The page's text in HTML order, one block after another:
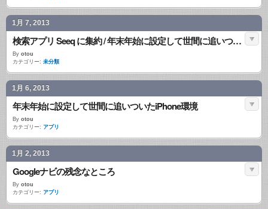
1月 7, 2013
検索アプリ Seeq に集約 / 年末年始に設定して世間に追いついたiPhone環境 その１
By otou
カテゴリー: 未分類
1月 6, 2013
年末年始に設定して世間に追いついたiPhone環境
By otou
カテゴリー: アプリ
1月 2, 2013
Googleナビの残念なところ
By otou
カテゴリー: アプリ